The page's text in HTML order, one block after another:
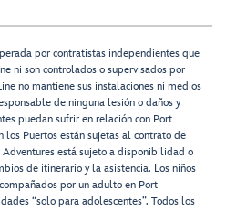
por contratistas independientes que
ni son controlados o supervisados por
no mantiene sus instalaciones ni medios
de ninguna lesión o daños y
puedan sufrir en relación con Port
los Puertos están sujetas al contrato de
Adventures está sujeto a disponibilidad o
de itinerario y la asistencia. Los niños
por un adulto en Port
“solo para adolescentes”. Todos los